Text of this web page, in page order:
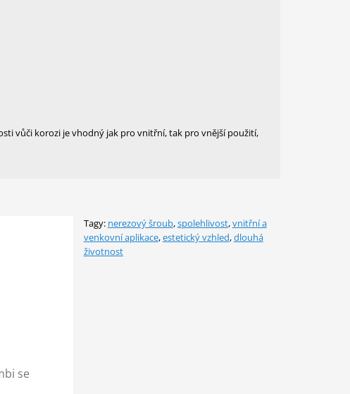
vůči korozi je vhodný jak pro vnitřní, tak pro vnější použití,
se
Tagy: nerezový šroub,spolehlivost,vnitřní a
venkovní aplikace,estetický vzhled,dlouhá
životnost